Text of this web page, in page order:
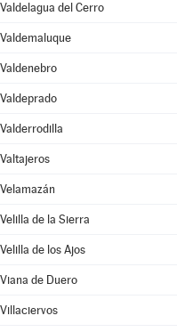
Valdelagua del Cerro
Valdemaluque
Valdenebro
Valdeprado
Valderrodilla
Valtajeros
Velamazán
Velilla de la Sierra
Velilla de los Ajos
Viana de Duero
Villaciervos